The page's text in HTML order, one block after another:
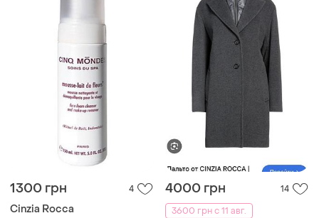
1300 грн 4
Cinzia Rocca
4000 грн
14
3600 грн с 11 авг.